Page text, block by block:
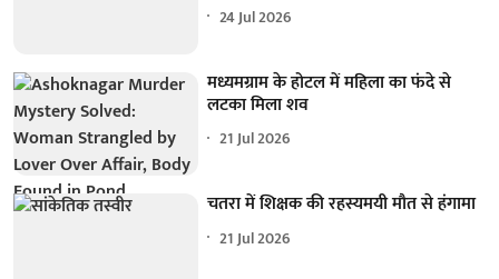
24 Jul 2026
मध्यमग्राम के होटल में महिला का फंदे से
लटका मिला शव
21 Jul 2026
चतरा में शिक्षक की रहस्यमयी मौत से हंगामा
21 Jul 2026